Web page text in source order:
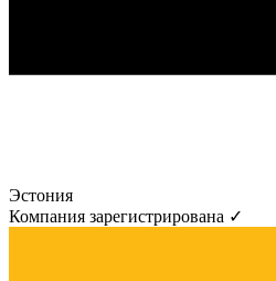
Эстония
Компания зарегистрирована ✓